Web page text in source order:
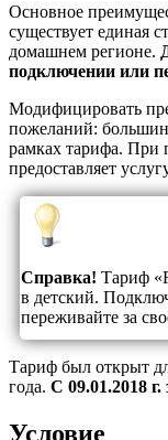
Основное
существует единая
домашнем регионе.
подключении или
Модифицировать
пожеланий:
рамках тарифа. При
предоставляет
Справка! Тариф
в детский.
переживайте за
Тариф был открыт
года. С 09.01.2018
Условие